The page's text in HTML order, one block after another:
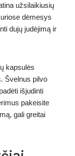
užsilaikiusių
dėmesys
dujų judėjimą ir
kapsulės
Švelnus pilvo
išjudinti
pakeisite
gali greitai